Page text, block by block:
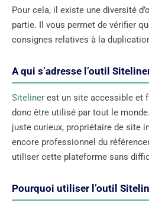
Pour cela, il existe une diversité
partie. Il vous permet de vérifier
consignes relatives à la
A qui s’adresse l’outil
Siteliner est un site accessible et
donc être utilisé par tout le
juste curieux, propriétaire de site
encore professionnel du
utiliser cette plateforme sans
Pourquoi utiliser l’outil